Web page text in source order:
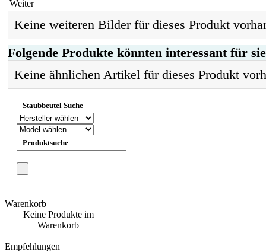
Weiter
Keine weiteren Bilder für dieses Produkt
Folgende Produkte könnten interessant für
Keine ähnlichen Artikel für dieses Produkt
Staubbeutel Suche
Produktsuche
Warenkorb
Keine Produkte im
Warenkorb
Empfehlungen